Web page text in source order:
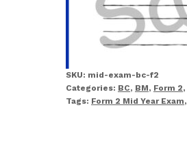
SKU: mid-exam-bc-f2
Categories: BC, BM, Form 2,
Tags: Form 2 Mid Year Exam,